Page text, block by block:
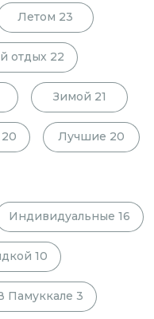
Летом 23
отдых 22
Зимой 21
20 Лучшие 20
Индивидуальные 16
10
Памуккале 3